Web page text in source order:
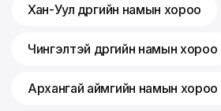
Хан-Уул дүүргийн намын хороо
Чингэлтэй дүүргийн намын хороо
Архангай аймгийн намын хороо